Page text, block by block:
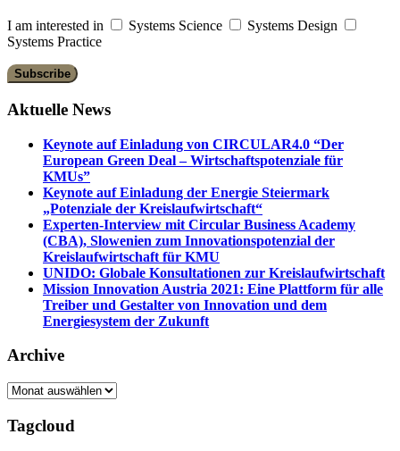
I am interested in Systems Science
Systems Design
Systems Practice
Aktuelle News
Keynote auf Einladung von CIRCULAR4.0 “Der
European Green Deal – Wirtschaftspotenziale für
KMUs”
Keynote auf Einladung der Energie Steiermark
„Potenziale der Kreislaufwirtschaft“
Experten-Interview mit Circular Business Academy
(CBA), Slowenien zum Innovationspotenzial der
Kreislaufwirtschaft für KMU
UNIDO: Globale Konsultationen zur Kreislaufwirtschaft
Mission Innovation Austria 2021: Eine Plattform für alle
Treiber und Gestalter von Innovation und dem
Energiesystem der Zukunft
Archive
Archive
Tagcloud